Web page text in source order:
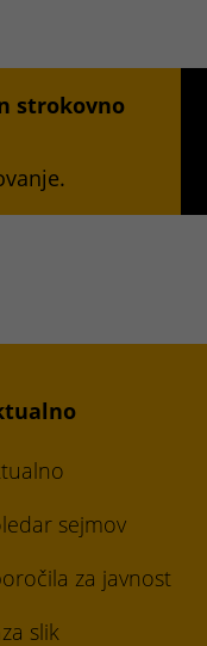
strokovno
sejmov
za javnost
slik